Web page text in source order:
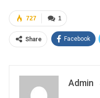
1
727
Share Facebook
Admin